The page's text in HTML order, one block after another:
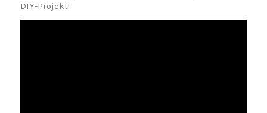
DIY-Projekt!